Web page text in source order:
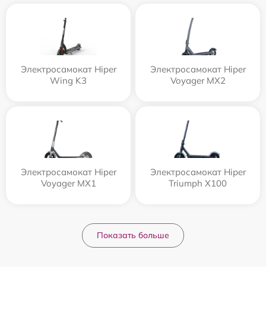
Электросамокат Hiper
Wing K3
Электросамокат Hiper
Voyager MX2
Электросамокат Hiper
Voyager MX1
Электросамокат Hiper
Triumph X100
Показать больше